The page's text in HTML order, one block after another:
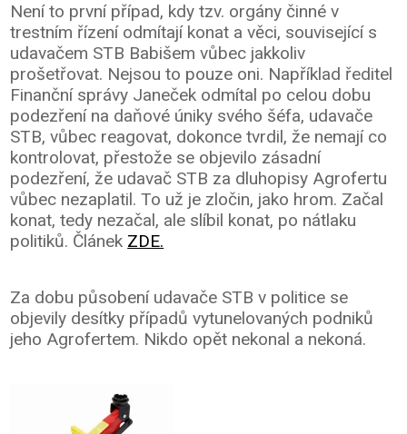
Není to první případ, kdy tzv. orgány činné v
trestním řízení odmítají konat a věci, související s
udavačem STB Babišem vůbec jakkoliv
prošetřovat. Nejsou to pouze oni. Například ředitel
Finanční správy Janeček odmítal po celou dobu
podezření na daňové úniky svého šéfa, udavače
STB, vůbec reagovat, dokonce tvrdil, že nemají co
kontrolovat, přestože se objevilo zásadní
podezření, že udavač STB za dluhopisy Agrofertu
vůbec nezaplatil. To už je zločin, jako hrom. Začal
konat, tedy nezačal, ale slíbil konat, po nátlaku
politiků. Článek ZDE.
Za dobu působení udavače STB v politice se
objevily desítky případů vytunelovaných podniků
jeho Agrofertem. Nikdo opět nekonal a nekoná.